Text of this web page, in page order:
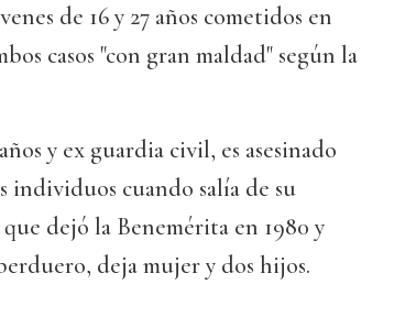
de 16 y 27 años cometidos en
casos "con gran maldad" según la
y ex guardia civil, es asesinado
cuando salía de su
dejó la Benemérita en 1980 y
deja mujer y dos hijos.